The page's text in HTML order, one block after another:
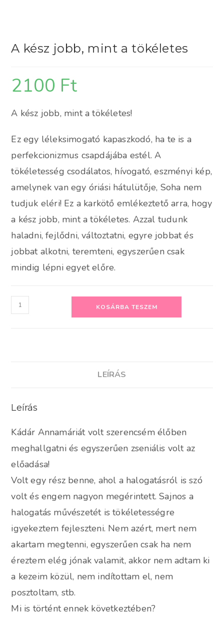
A kész jobb, mint a tökéletes
2100 Ft
A kész jobb, mint a tökéletes!
Ez egy léleksimogató kapaszkodó, ha te is a
perfekcionizmus csapdájába estél. A
tökéletesség csodálatos, hívogató, eszményi kép,
amelynek van egy óriási hátulütője, Soha nem
tudjuk eléri! Ez a karkötő emlékeztető arra, hogy
a kész jobb, mint a tökéletes. Azzal tudunk
haladni, fejlődni, változtatni, egyre jobbat és
jobbat alkotni, teremteni, egyszerűen csak
mindig lépni egyet előre.
kész
KOSÁRBA TESZEM
LEÍRÁS
Leírás
Kádár Annamáriát volt szerencsém élőben
meghallgatni és egyszerűen zseniális volt az
előadása!
Volt egy rész benne, ahol a halogatásról is szó
volt és engem nagyon megérintett. Sajnos a
halogatás művészetét is tökéletességre
igyekeztem fejleszteni. Nem azért, mert nem
akartam megtenni, egyszerűen csak ha nem
éreztem elég jónak valamit, akkor nem adtam ki
a kezeim közül, nem indítottam el, nem
posztoltam, stb.
Mi is történt ennek következtében?